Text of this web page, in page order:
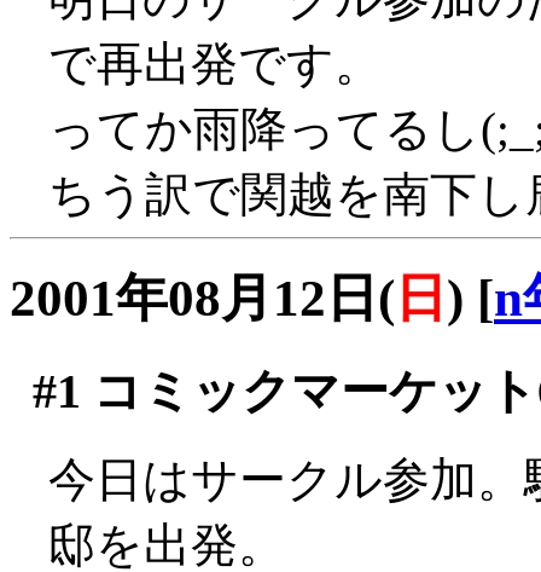
で再出発です。
ってか雨降ってるし
ちう訳で関越を南下
2001年08月12日( 日 ) [n
#1 コミックマーケッ
今日はサークル参加
邸を出発。